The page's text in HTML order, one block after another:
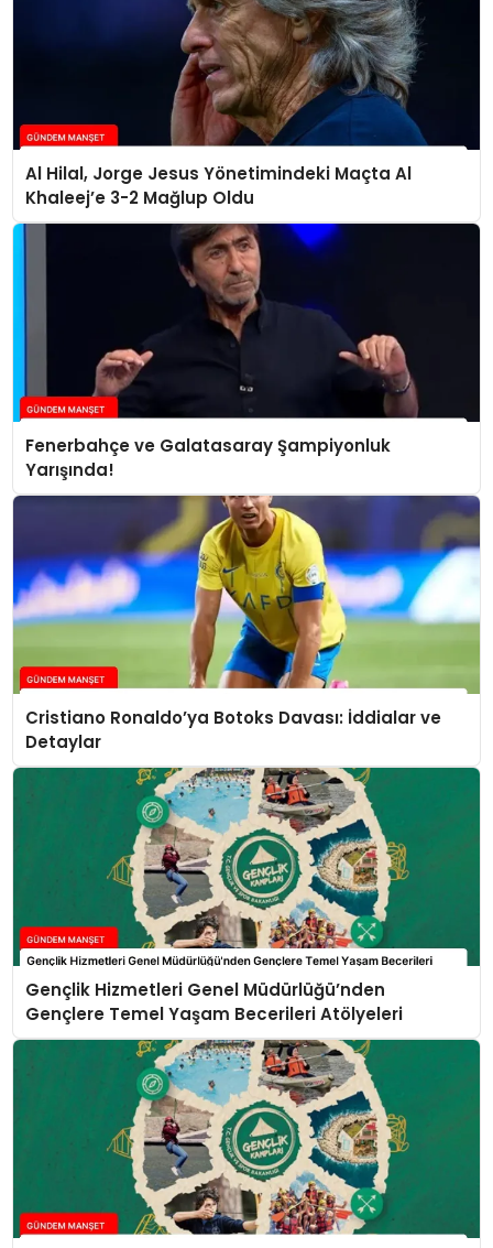
Al Hilal, Jorge Jesus Yönetimindeki Maçta Al
Khaleej’e 3-2 Mağlup Oldu
Fenerbahçe ve Galatasaray Şampiyonluk
Yarışında!
Cristiano Ronaldo’ya Botoks Davası: İddialar ve
Detaylar
Gençlik Hizmetleri Genel Müdürlüğü’nden
Gençlere Temel Yaşam Becerileri Atölyeleri